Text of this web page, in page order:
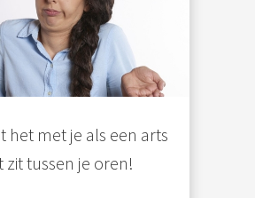
het met je als een arts
zit tussen je oren!